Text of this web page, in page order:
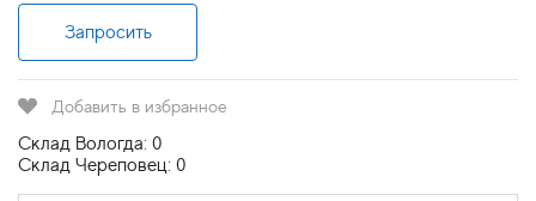
Запросить
Добавить в избранное
Склад Вологда: 0
Склад Череповец: 0